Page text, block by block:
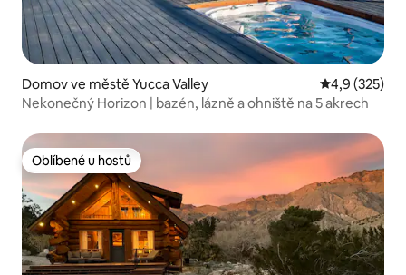
Domov ve městě Yucca Valley Průměrné
4,9 (325)
Nekonečný Horizon | bazén, lázně a ohniště na 5 akrech
Oblíbené u hostů
Oblíbené u hostů